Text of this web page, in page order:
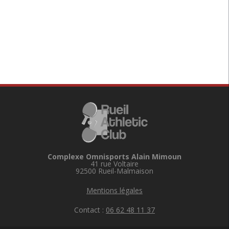
Complexe Omnisports Alain Mimoun
41 rue Voltaire
92500 Rueil-Malmaison
Mentions légales
Contact : 06 62 48 11 37